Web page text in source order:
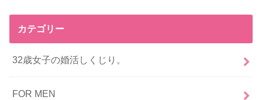
カテゴリー
32歳女子の婚活しくじり。
FOR MEN